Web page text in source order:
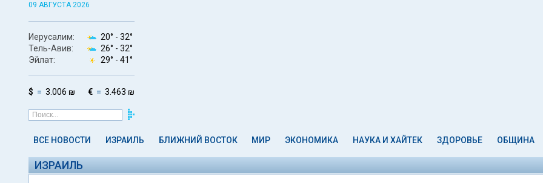
09 АВГУСТА 2026
Иерусалим: 20° - 32°
Тель-Авив:
26° - 32°
Эйлат:
29° - 41°
$ 3.006 ₪ € 3.463 ₪
ВСЕ НОВОСТИ ИЗРАИЛЬ БЛИЖНИЙ ВОСТОК МИР ЭКОНОМИКА НАУКА И ХАЙТЕК ЗДОРОВЬЕ ОБЩИНА
ИЗРАИЛЬ